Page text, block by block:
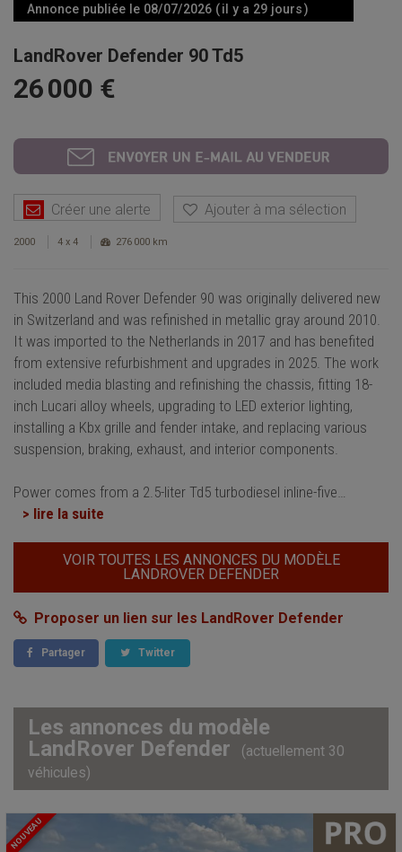
Annonce publiée le 08/07/2026 ( il y a 29 jours )
LandRover Defender 90 Td5
26 000 €
Créer une alerte Ajouter à ma sélection
2000 4 x 4 276 000 km
This 2000 Land Rover Defender 90 was originally delivered new
in Switzerland and was refinished in metallic gray around 2010.
It was imported to the Netherlands in 2017 and has benefited
from extensive refurbishment and upgrades in 2025. The work
included media blasting and refinishing the chassis, fitting 18-
inch Lucari alloy wheels, upgrading to LED exterior lighting,
installing a Kbx grille and fender intake, and replacing various
suspension, braking, exhaust, and interior components.
Power comes from a 2.5-liter Td5 turbodiesel inline-five
> lire la suite
VOIR TOUTES LES ANNONCES DU MODÈLE
LANDROVER DEFENDER
Proposer un lien sur les LandRover Defender
Partager Twitter
Les annonces du modèle
LandRover Defender
(actuellement 30
véhicules)
NOUVEAU